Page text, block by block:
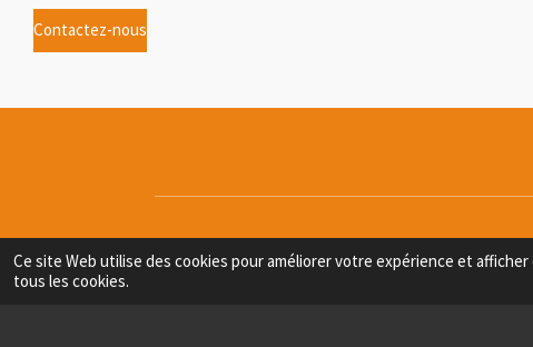
Ce site Web utilise des cookies pour améliorer votre expérience et
tous les cookies.
Contactez-nous
"Service impeccable ! Un